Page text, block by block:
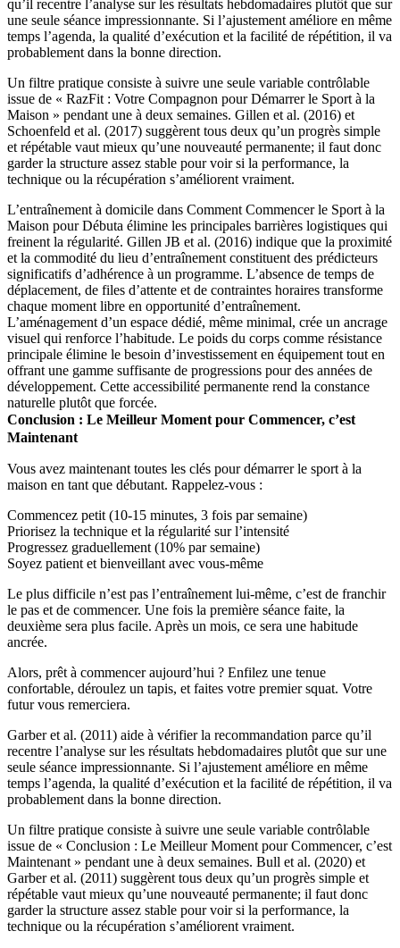
qu’il recentre l’analyse sur les résultats hebdomadaires plutôt que sur
une seule séance impressionnante. Si l’ajustement améliore en même
temps l’agenda, la qualité d’exécution et la facilité de répétition, il va
probablement dans la bonne direction.
Un filtre pratique consiste à suivre une seule variable contrôlable
issue de « RazFit : Votre Compagnon pour Démarrer le Sport à la
Maison » pendant une à deux semaines. Gillen et al. (2016) et
Schoenfeld et al. (2017) suggèrent tous deux qu’un progrès simple
et répétable vaut mieux qu’une nouveauté permanente; il faut donc
garder la structure assez stable pour voir si la performance, la
technique ou la récupération s’améliorent vraiment.
L’entraînement à domicile dans Comment Commencer le Sport à la
Maison pour Débuta élimine les principales barrières logistiques qui
freinent la régularité. Gillen JB et al. (2016) indique que la proximité
et la commodité du lieu d’entraînement constituent des prédicteurs
significatifs d’adhérence à un programme. L’absence de temps de
déplacement, de files d’attente et de contraintes horaires transforme
chaque moment libre en opportunité d’entraînement.
L’aménagement d’un espace dédié, même minimal, crée un ancrage
visuel qui renforce l’habitude. Le poids du corps comme résistance
principale élimine le besoin d’investissement en équipement tout en
offrant une gamme suffisante de progressions pour des années de
développement. Cette accessibilité permanente rend la constance
naturelle plutôt que forcée.
Conclusion : Le Meilleur Moment pour Commencer, c’est
Maintenant
Vous avez maintenant toutes les clés pour démarrer le sport à la
maison en tant que débutant. Rappelez-vous :
Commencez petit (10-15 minutes, 3 fois par semaine)
Priorisez la technique et la régularité sur l’intensité
Progressez graduellement (10% par semaine)
Soyez patient et bienveillant avec vous-même
Le plus difficile n’est pas l’entraînement lui-même, c’est de franchir
le pas et de commencer. Une fois la première séance faite, la
deuxième sera plus facile. Après un mois, ce sera une habitude
ancrée.
Alors, prêt à commencer aujourd’hui ? Enfilez une tenue
confortable, déroulez un tapis, et faites votre premier squat. Votre
futur vous remerciera.
Garber et al. (2011) aide à vérifier la recommandation parce qu’il
recentre l’analyse sur les résultats hebdomadaires plutôt que sur une
seule séance impressionnante. Si l’ajustement améliore en même
temps l’agenda, la qualité d’exécution et la facilité de répétition, il va
probablement dans la bonne direction.
Un filtre pratique consiste à suivre une seule variable contrôlable
issue de « Conclusion : Le Meilleur Moment pour Commencer, c’est
Maintenant » pendant une à deux semaines. Bull et al. (2020) et
Garber et al. (2011) suggèrent tous deux qu’un progrès simple et
répétable vaut mieux qu’une nouveauté permanente; il faut donc
garder la structure assez stable pour voir si la performance, la
technique ou la récupération s’améliorent vraiment.